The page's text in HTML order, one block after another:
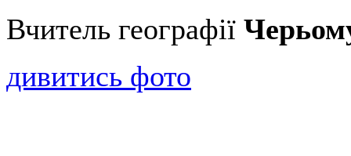
Вчитель географії
дивитись фото